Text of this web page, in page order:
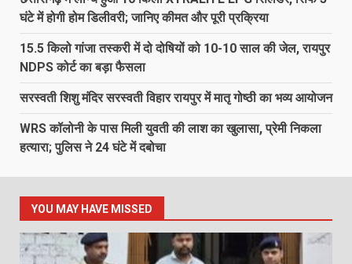
घंटे में होगी होम डिलीवरी; जानिए कीमत और पूरी प्रक्रिया
15.5 किलो गांजा तस्करी में दो दोषियों को 10-10 साल की जेल, रायपुर
NDPS कोर्ट का बड़ा फैसला
सरस्वती शिशु मंदिर सरस्वती विहार रायपुर में मातृ गोष्ठी का भव्य आयोजन
WRS कॉलोनी के पास मिली युवती की लाश का खुलासा, प्रेमी निकला
हत्यारा; पुलिस ने 24 घंटे में दबोचा
YOU MAY HAVE MISSED